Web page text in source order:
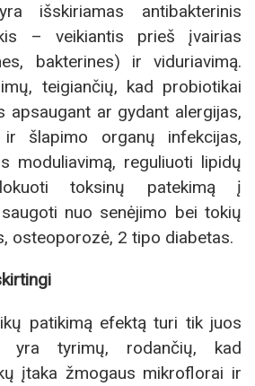
išskiriamas antibakterinis
– veikiantis prieš įvairias
bakterines) ir viduriavimą.
teigiančių, kad probiotikai
apsaugant ar gydant alergijas,
šlapimo organų infekcijas,
moduliavimą, reguliuoti lipidų
toksinų patekimą į
nuo senėjimo bei tokių
osteoporozė, 2 tipo diabetas.
patikimą efektą turi tik juos
yra tyrimų, rodančių, kad
įtaka žmogaus mikroflorai ir